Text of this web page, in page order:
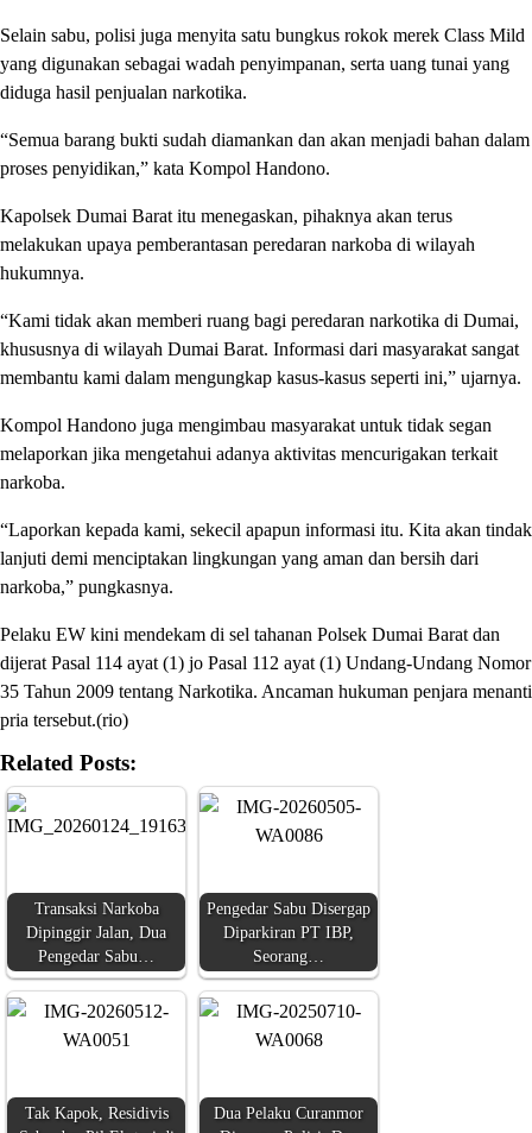
Selain sabu, polisi juga menyita satu bungkus rokok merek Class Mild
yang digunakan sebagai wadah penyimpanan, serta uang tunai yang
diduga hasil penjualan narkotika.
“Semua barang bukti sudah diamankan dan akan menjadi bahan dalam
proses penyidikan,” kata Kompol Handono.
Kapolsek Dumai Barat itu menegaskan, pihaknya akan terus
melakukan upaya pemberantasan peredaran narkoba di wilayah
hukumnya.
“Kami tidak akan memberi ruang bagi peredaran narkotika di Dumai,
khususnya di wilayah Dumai Barat. Informasi dari masyarakat sangat
membantu kami dalam mengungkap kasus-kasus seperti ini,” ujarnya.
Kompol Handono juga mengimbau masyarakat untuk tidak segan
melaporkan jika mengetahui adanya aktivitas mencurigakan terkait
narkoba.
“Laporkan kepada kami, sekecil apapun informasi itu. Kita akan tindak
lanjuti demi menciptakan lingkungan yang aman dan bersih dari
narkoba,” pungkasnya.
Pelaku EW kini mendekam di sel tahanan Polsek Dumai Barat dan
dijerat Pasal 114 ayat (1) jo Pasal 112 ayat (1) Undang-Undang Nomor
35 Tahun 2009 tentang Narkotika. Ancaman hukuman penjara menanti
pria tersebut.(rio)
Related Posts:
Transaksi Narkoba
Dipinggir Jalan, Dua
Pengedar Sabu…
Pengedar Sabu Disergap
Diparkiran PT IBP,
Seorang…
Tak Kapok, Residivis
Dua Pelaku Curanmor